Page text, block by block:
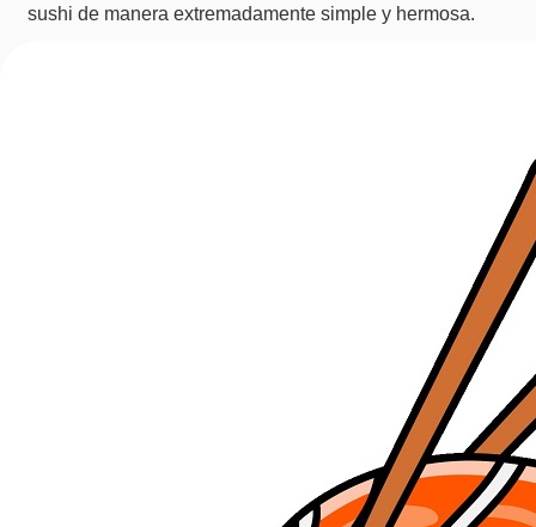
sushi de manera extremadamente simple y hermosa.